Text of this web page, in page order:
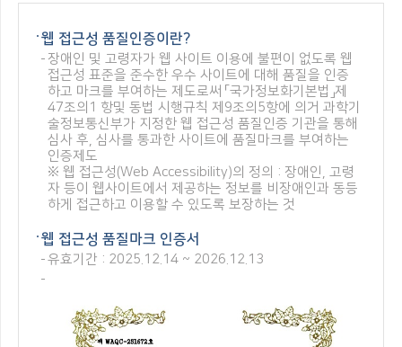
웹 접근성 품질인증이란?
장애인 및 고령자가 웹 사이트 이용에 불편이 없도록 웹
접근성 표준을 준수한 우수 사이트에 대해 품질을 인증
하고 마크를 부여하는 제도로써 「국가정보화기본법」제
47조의1 항및 동법 시행규칙 제9조의5항에 의거 과학기
술정보통신부가 지정한 웹 접근성 품질인증 기관을 통해
심사 후, 심사를 통과한 사이트에 품질마크를 부여하는
인증제도
※ 웹 접근성(Web Accessibility)의 정의 : 장애인, 고령
자 등이 웹사이트에서 제공하는 정보를 비장애인과 동등
하게 접근하고 이용할 수 있도록 보장하는 것
웹 접근성 품질마크 인증서
유효기간 : 2025.12.14 ~ 2026.12.13